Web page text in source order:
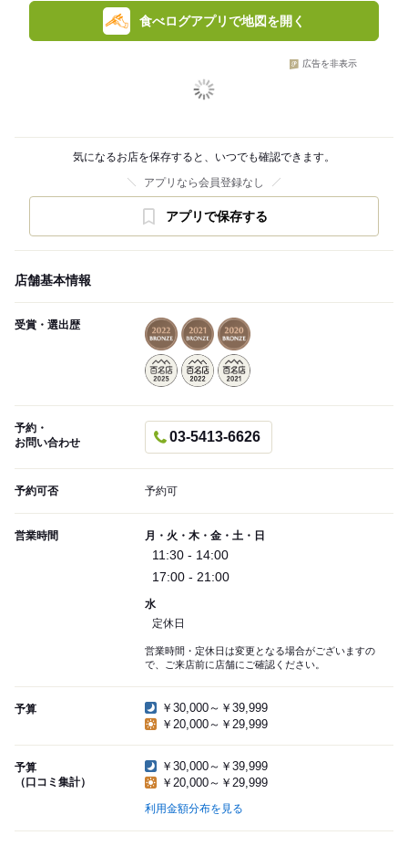
食べログアプリで地図を開く
広告を非表示
気になるお店を保存すると、いつでも確認できます。
アプリなら会員登録なし
アプリで保存する
店舗基本情報
受賞・選出歴
予約・
お問い合わせ
03-5413-6626
予約可否 予約可
営業時間 月・火・木・金・土・日
11:30 - 14:00
17:00 - 21:00
水
定休日
営業時間・定休日は変更となる場合がございますの
で、ご来店前に店舗にご確認ください。
予算
￥30,000～￥39,999
￥20,000～￥29,999
予算
（口コミ集計）
￥30,000～￥39,999
￥20,000～￥29,999
利用金額分布を見る